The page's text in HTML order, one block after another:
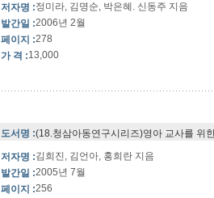
저자명 :정미라, 김명순, 박은혜. 신동주 지음
발간일 :2006년 2월
페이지 :278
가 격 :13,000
도서명 :(18.청삼아동연구시리즈)영아 교사를 위
저자명 :김희진, 김언아, 홍희란 지음
발간일 :2005년 7월
페이지 :256